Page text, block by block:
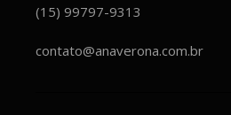
(15) 99797-9313
contato@anaverona.com.br